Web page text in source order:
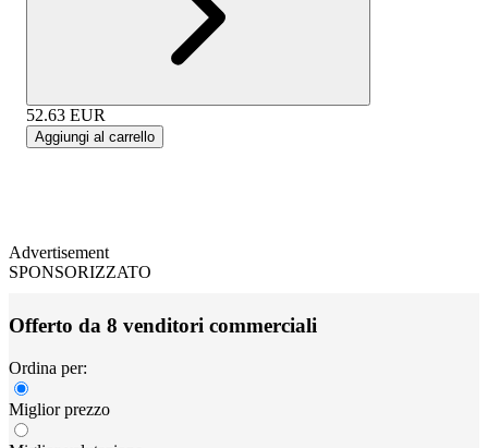
52.63 EUR
Aggiungi al carrello
Advertisement
SPONSORIZZATO
Offerto da 8 venditori commerciali
Ordina per:
Miglior prezzo